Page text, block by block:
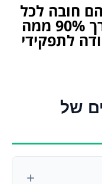
שהם חובה לכל
מי שנכנס לתחום (ובערך 90% ממה
לתפקידי
של